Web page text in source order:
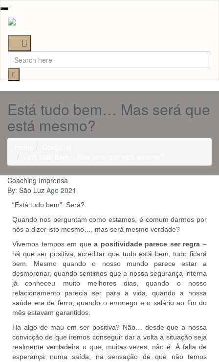
Toggle
navigation
Está tudo bem… Mas será que
está mesmo?
Coaching Imprensa
By: São Luz Ago 2021
“Está tudo bem”. Será?
Quando nos perguntam como estamos, é comum darmos por
nós a dizer isto mesmo…, mas será mesmo verdade?
Vivemos tempos em quea positividade parece ser regra –
há que ser positiva, acreditar que tudo está bem, tudo ficará
bem. Mesmo quando o nosso mundo parece estar a
desmoronar, quando sentimos que a nossa segurança interna
já conheceu muito melhores dias, quando o nosso
relacionamento parecia ser para a vida, quando a nossa
saúde era de ferro, quando o emprego e o salário ao fim do
mês estavam garantidos.
Há algo de mau em ser positiva? Não… desde que a nossa
convicção de que iremos conseguir dar a volta à situação seja
realmente verdadeira o que, muitas vezes, não é. À falta de
esperança numa saída, na sensação de que não temos